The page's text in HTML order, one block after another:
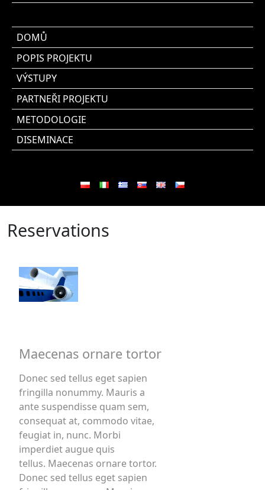
DOMŮ
POPIS PROJEKTU
VÝSTUPY
PARTNEŘI PROJEKTU
METODOLOGIE
DISEMINACE
Reservations
Maecenas ornare tortor
Donec sed tellus eget sapien
fringilla nonummy. Mauris a
ante suspendisse quam sem,
consequat at, commodo vitae,
feugiat in, nunc. Morbi
imperdiet augue quis
tellus. Maecenas ornare tortor.
Donec sed tellus eget sapien